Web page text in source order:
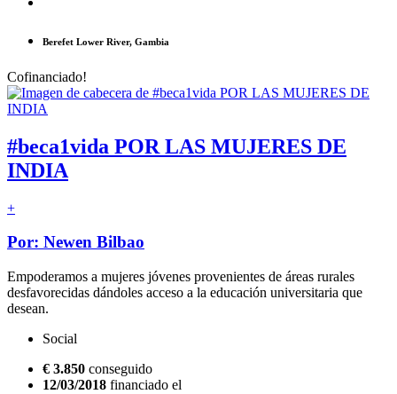
Berefet Lower River, Gambia
Cofinanciado!
#beca1vida POR LAS MUJERES DE
INDIA
+
Por: Newen Bilbao
Empoderamos a mujeres jóvenes provenientes de áreas rurales
desfavorecidas dándoles acceso a la educación universitaria que
desean.
Social
€ 3.850 conseguido
12/03/2018 financiado el